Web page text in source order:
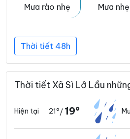
Mưa rào nhẹ
Mưa nhẹ
Thời tiết 48h
Thời tiết Xã Sì Lở Lầu
Hiện tại 21°/ 19°